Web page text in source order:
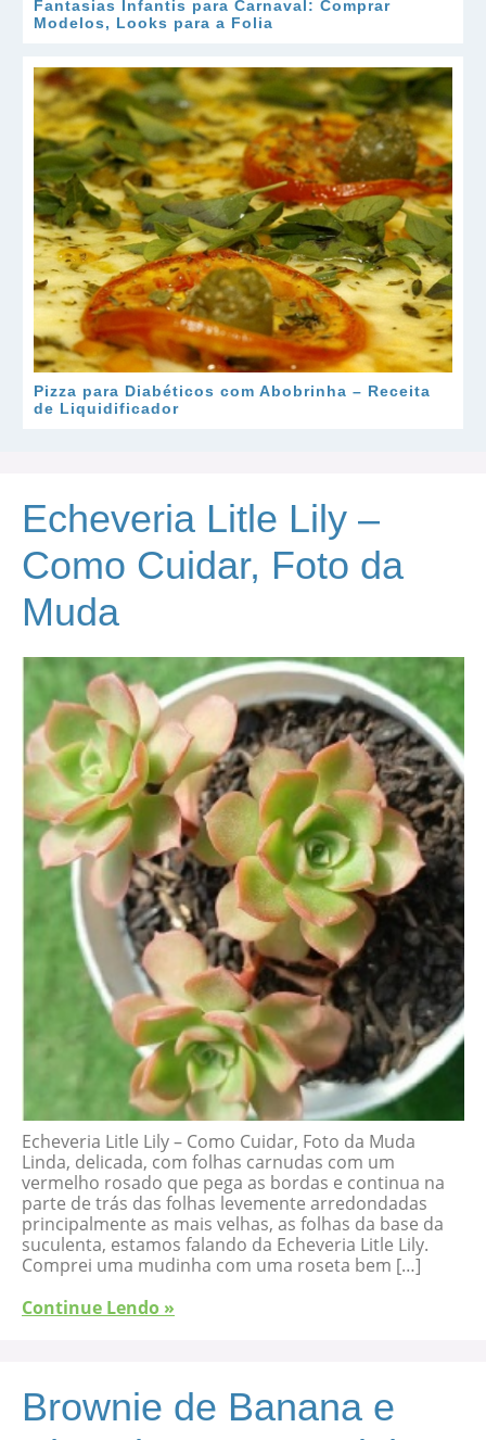
Fantasias Infantis para Carnaval: Comprar
Modelos, Looks para a Folia
Pizza para Diabéticos com Abobrinha – Receita
de Liquidificador
Echeveria Litle Lily –
Como Cuidar, Foto da
Muda
Echeveria Litle Lily – Como Cuidar, Foto da Muda
Linda, delicada, com folhas carnudas com um
vermelho rosado que pega as bordas e continua na
parte de trás das folhas levemente arredondadas
principalmente as mais velhas, as folhas da base da
suculenta, estamos falando da Echeveria Litle Lily.
Comprei uma mudinha com uma roseta bem […]
Continue Lendo »
Brownie de Banana e